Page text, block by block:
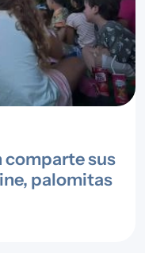
comparte sus
palomitas